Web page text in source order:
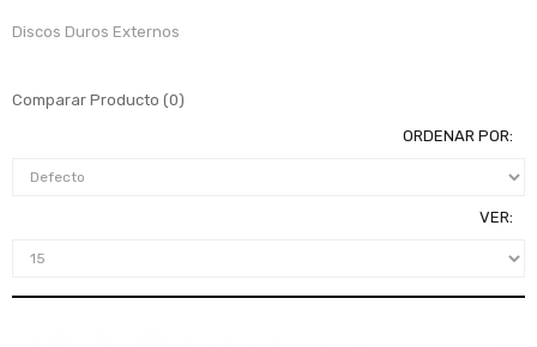
Discos Duros Externos
Comparar Producto (0)
ORDENAR POR:
VER: